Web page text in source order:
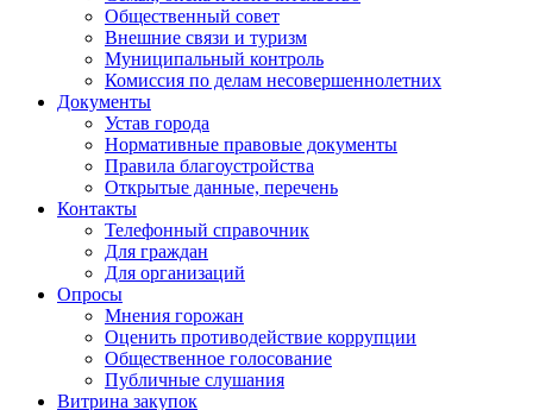
Общественный совет
Внешние связи и туризм
Муниципальный контроль
Комиссия по делам несовершеннолетних
Документы
Устав города
Нормативные правовые документы
Правила благоустройства
Открытые данные, перечень
Контакты
Телефонный справочник
Для граждан
Для организаций
Опросы
Мнения горожан
Оценить противодействие коррупции
Общественное голосование
Публичные слушания
Витрина закупок